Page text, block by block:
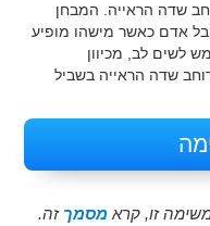
שדה הראייה. המבחן
אדם כאשר מישהו מופיע
לשים לב, מכיוון
שדה הראייה בשביל
זו, קרא מסמך זה.